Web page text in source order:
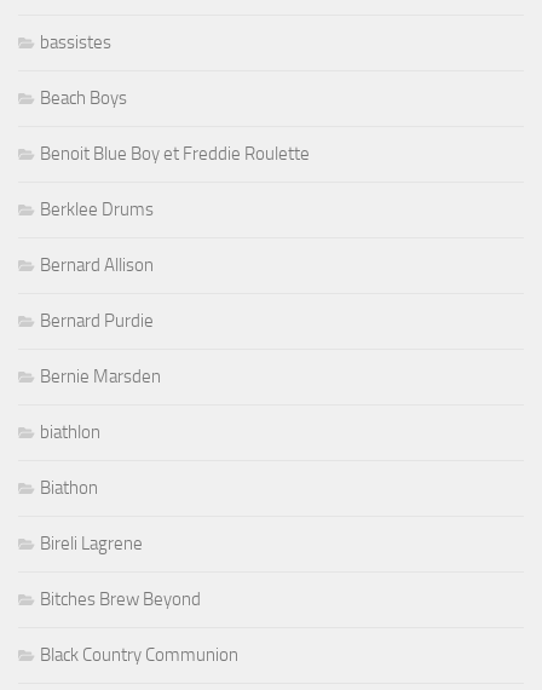
bassistes
Beach Boys
Benoit Blue Boy et Freddie Roulette
Berklee Drums
Bernard Allison
Bernard Purdie
Bernie Marsden
biathlon
Biathon
Bireli Lagrene
Bitches Brew Beyond
Black Country Communion